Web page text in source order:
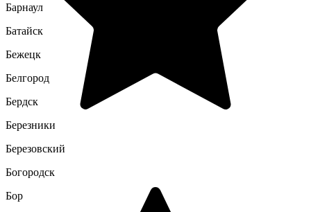
Барнаул
Батайск
Бежецк
Белгород
Бердск
Березники
Березовский
Богородск
Бор